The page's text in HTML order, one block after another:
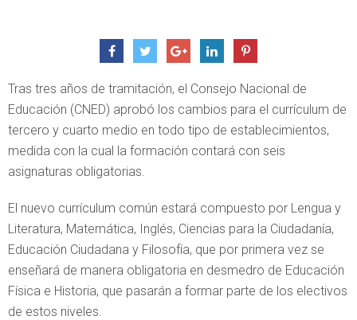
Tras tres años de tramitación, el Consejo Nacional de
Educación (CNED) aprobó los cambios para el currículum de
tercero y cuarto medio en todo tipo de establecimientos,
medida con la cual la formación contará con seis
asignaturas obligatorias.
El nuevo currículum común estará compuesto por Lengua y
Literatura, Matemática, Inglés, Ciencias para la Ciudadanía,
Educación Ciudadana y Filosofía, que por primera vez se
enseñará de manera obligatoria en desmedro de Educación
Física e Historia, que pasarán a formar parte de los electivos
de estos niveles.